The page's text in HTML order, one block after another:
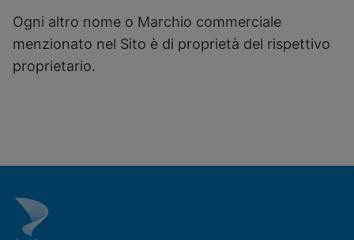
Ogni altro nome o Marchio commerciale
menzionato nel Sito è di proprietà del rispettivo
proprietario.